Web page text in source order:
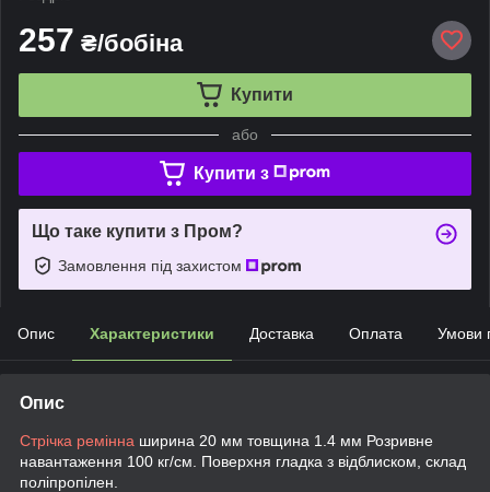
257 ₴/бобіна
Купити
або
Купити з
Що таке купити з Пром?
Замовлення під захистом
Опис Характеристики Доставка Оплата Умови
Опис
Стрічка ремінна ширина 20 мм товщина 1.4 мм Розривне
навантаження 100 кг/см. Поверхня гладка з відблиском, склад
поліпропілен.